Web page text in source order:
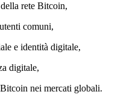
rete Bitcoin,
comuni,
identità digitale,
digitale,
nei mercati globali.